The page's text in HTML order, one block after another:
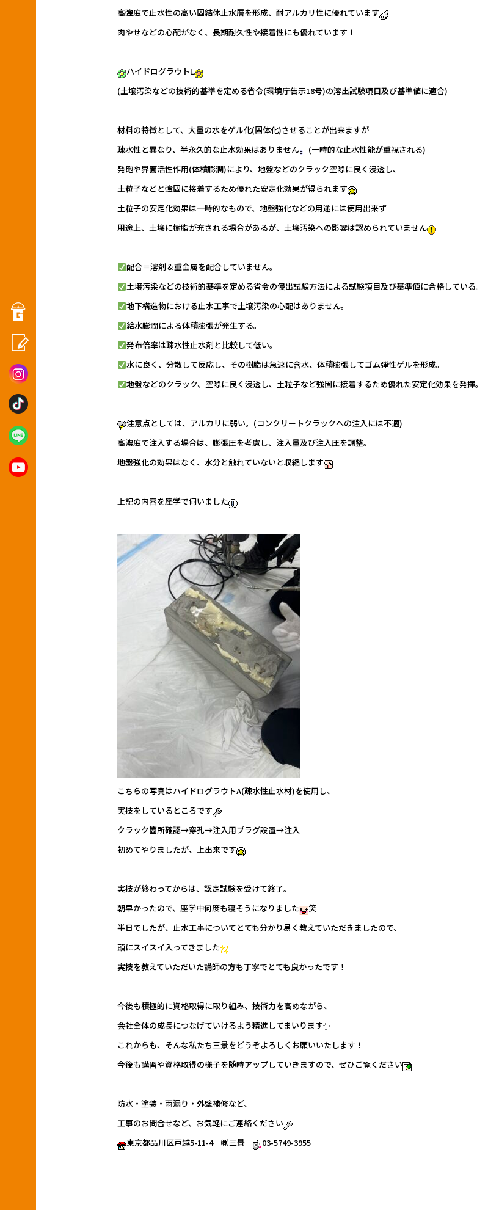
高強度で止水性の高い固結体止水層を形成、耐アルカリ性に優れています
肉やせなどの心配がなく、長期耐久性や接着性にも優れています！
ハイドログラウトL
(土壌汚染などの技術的基準を定める省令(環境庁告示18号)の溶出試験項目及び基準値に適合)
材料の特徴として、大量の水をゲル化(固体化)させることが出来ますが
疎水性と異なり、半永久的な止水効果はありません
(一時的な止水性能が重視される)
発砲や界面活性作用(体積膨潤)により、地盤などのクラック空隙に良く浸透し、
土粒子などと強固に接着するため優れた安定化効果が得られます
土粒子の安定化効果は一時的なもので、地盤強化などの用途には使用出来ず
用途上、土壌に樹脂が充される場合があるが、土壌汚染への影響は認められていません
配合＝溶剤＆重金属を配合していません。
土壌汚染などの技術的基準を定める省令の侵出試験方法による試験項目及び基準値に合格している。
地下構造物における止水工事で土壌汚染の心配はありません。
給水膨潤による体積膨張が発生する。
発布倍率は疎水性止水剤と比較して低い。
水に良く、分散して反応し、その樹脂は急速に含水、体積膨張してゴム弾性ゲルを形成。
地盤などのクラック、空隙に良く浸透し、土粒子など強固に接着するため優れた安定化効果を発揮。
注意点としては、アルカリに弱い。(コンクリートクラックへの注入には不適)
高濃度で注入する場合は、膨張圧を考慮し、注入量及び注入圧を調整。
地盤強化の効果はなく、水分と触れていないと収縮します
上記の内容を座学で伺いました
こちらの写真はハイドログラウトA(疎水性止水材)を使用し、
実技をしているところです
クラック箇所確認→穿孔→注入用プラグ設置→注入
初めてやりましたが、上出来です
実技が終わってからは、認定試験を受けて終了。
朝早かったので、座学中何度も寝そうになりました
笑
半日でしたが、止水工事についてとても分かり易く教えていただきましたので、
頭にスイスイ入ってきました
実技を教えていただいた講師の方も丁寧でとても良かったです！
今後も積極的に資格取得に取り組み、技術力を高めながら、
会社全体の成長につなげていけるよう精進してまいります
これからも、そんな私たち三景をどうぞよろしくお願いいたします！
今後も講習や資格取得の様子を随時アップしていきますので、ぜひご覧ください
防水・塗装・雨漏り・外壁補修など、
工事のお問合せなど、お気軽にご連絡ください
東京都品川区戸越5-11-4 ㈱三景
03-5749-3955